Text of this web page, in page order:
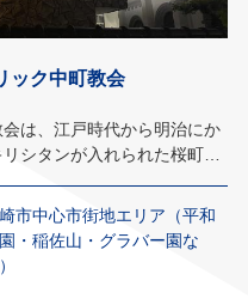
ック中町教会
は、江戸時代から明治にか
シタンが入れられた桜町牢
市中心市街地エリア（平和
・稲佐山・グラバー園な